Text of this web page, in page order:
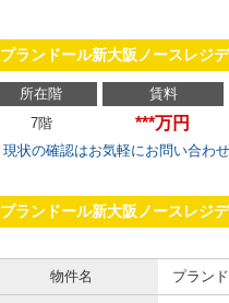
プランドール新大阪ノースレジ
所在階 賃料
7階
***万円
現状の確認はお気軽にお問い合わせ
プランドール新大阪ノースレジ
物件名
プラン